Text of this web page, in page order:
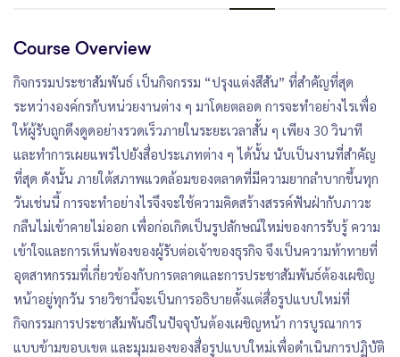
Course Overview
กิจกรรมประชาสัมพันธ์ เป็นกิจกรรม “ปรุงแต่งสีสัน” ที่สำคัญที่สุด
ระหว่างองค์กรกับหน่วยงานต่าง ๆ มาโดยตลอด การจะทำอย่างไรเพื่อ
ให้ผู้รับถูกดึงดูดอย่างรวดเร็วภายในระยะเวลาสั้น ๆ เพียง 30 วินาที
และทำการเผยแพร่ไปยังสื่อประเภทต่าง ๆ ได้นั้น นับเป็นงานที่สำคัญ
ที่สุด ดังนั้น ภายใต้สภาพแวดล้อมของตลาดที่มีความยากลำบากขึ้นทุก
วันเช่นนี้ การจะทำอย่างไรจึงจะใช้ความคิดสร้างสรรค์ฟันฝ่ากับภาวะ
กลืนไม่เข้าคายไม่ออก เพื่อก่อเกิดเป็นรูปลักษณ์ใหม่ของการรับรู้ ความ
เข้าใจและการเห็นพ้องของผู้รับต่อเจ้าของธุรกิจ จึงเป็นความท้าทายที่
อุตสาหกรรมที่เกี่ยวข้องกับการตลาดและการประชาสัมพันธ์ต้องเผชิญ
หน้าอยู่ทุกวัน รายวิชานี้จะเป็นการอธิบายตั้งแต่สื่อรูปแบบใหม่ที่
กิจกรรมการประชาสัมพันธ์ในปัจจุบันต้องเผชิญหน้า การบูรณาการ
แบบข้ามขอบเขต และมุมมองของสื่อรูปแบบใหม่เพื่อดำเนินการปฏิบัติ